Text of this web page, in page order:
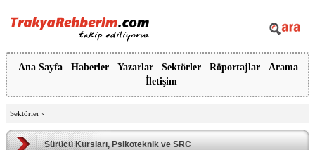
Ana Sayfa Haberler Yazarlar Sektörler Röportajlar
Arama
İletişim
Sektörler ›
Sürücü Kursları, Psikoteknik ve SRC